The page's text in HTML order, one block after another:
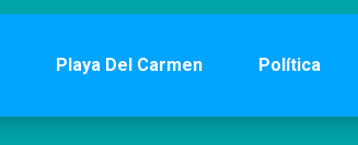
Playa Del Carmen Política